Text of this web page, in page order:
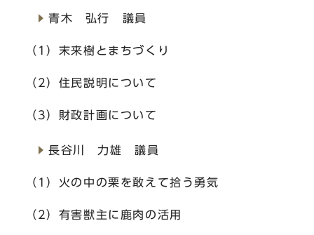
青木 弘行 議員
（1）末来樹とまちづくり
（2）住民説明について
（3）財政計画について
長谷川 力雄 議員
（1）火の中の栗を敢えて拾う勇気
（2）有害獣主に鹿肉の活用